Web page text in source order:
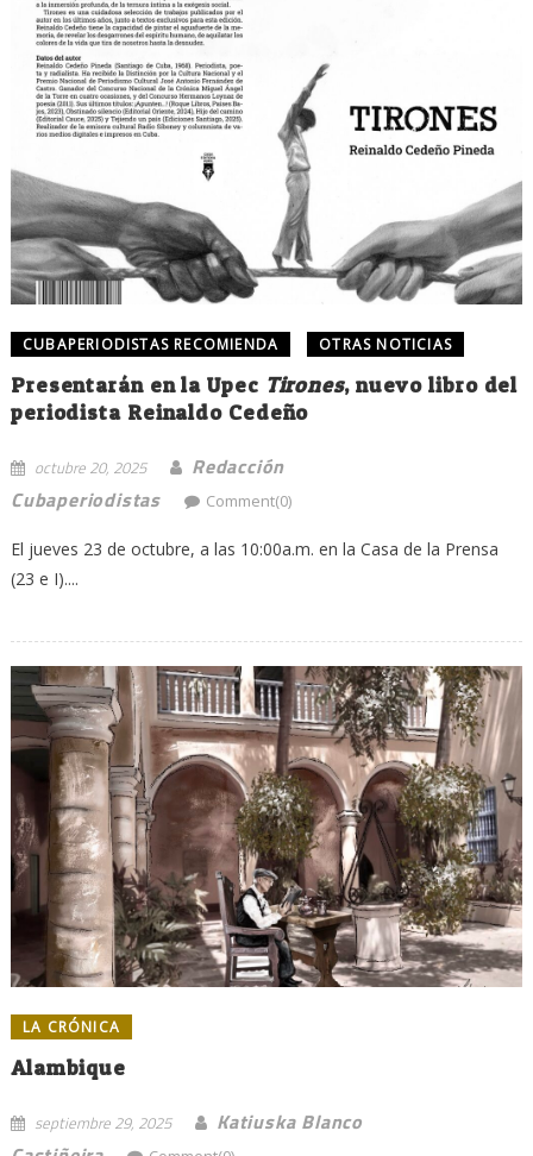
CUBAPERIODISTAS RECOMIENDA OTRAS NOTICIAS
Presentarán en la Upec Tirones, nuevo libro del
periodista Reinaldo Cedeño
octubre 20, 2025
Redacción
Cubaperiodistas
Comment(0)
El jueves 23 de octubre, a las 10:00a.m. en la Casa de la Prensa
(23 e I)....
LA CRÓNICA
Alambique
septiembre 29, 2025
Katiuska Blanco